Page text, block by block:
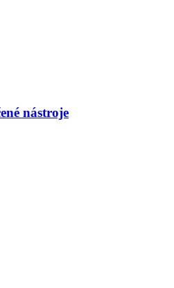
nástroje